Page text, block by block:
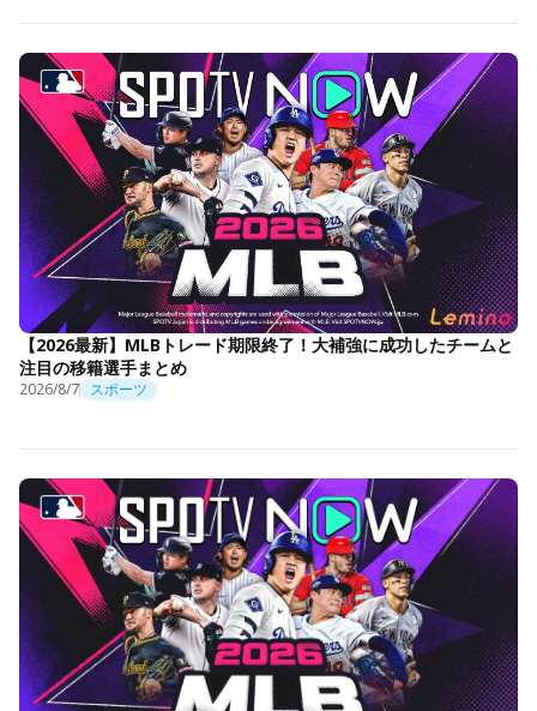
【2026最新】MLBトレード期限終了！大補強に成功したチームと
注目の移籍選手まとめ
2026/8/7 スポーツ